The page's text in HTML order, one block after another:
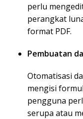
perlu
perangkat
format PDF.
Pembuatan
Otomatisasi
mengisi
pengguna
serupa atau